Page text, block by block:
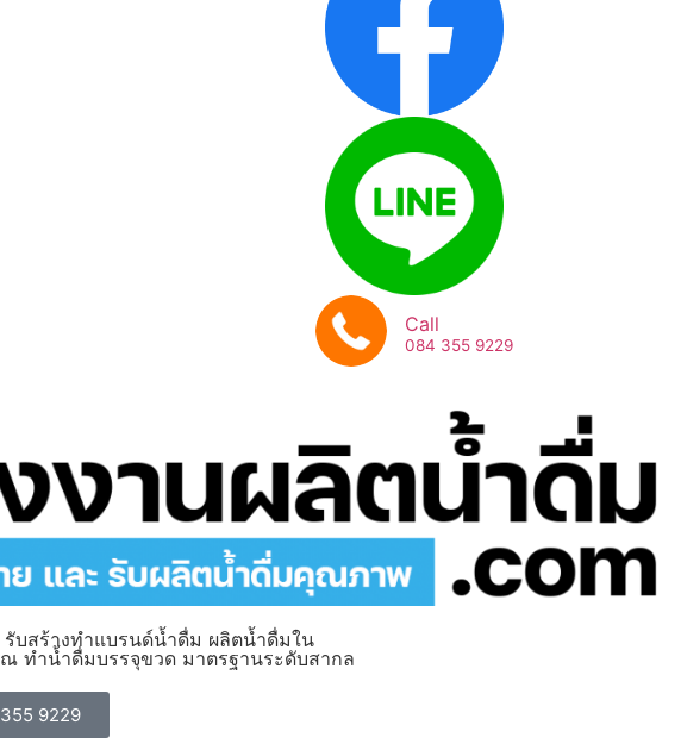
Call
084 355 9229
บสร้างทำแบรนด์น้ำดื่ม ผลิตน้ำดื่มใน
ทำน้ำดื่มบรรจุขวด มาตรฐานระดับสากล
9229